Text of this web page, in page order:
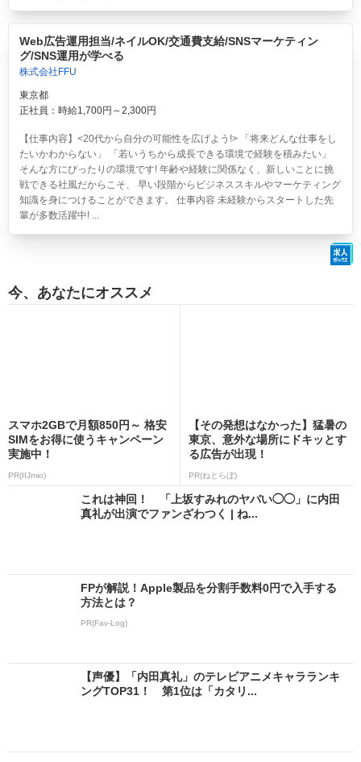
Web広告運用担当/ネイルOK/交通費支給/SNSマーケティン
グ/SNS運用が学べる
株式会社FFU
東京都
正社員：時給1,700円～2,300円
【仕事内容】<20代から自分の可能性を広げよう!> 「将来どんな仕事をし
たいかわからない」 「若いうちから成長できる環境で経験を積みたい」
そんな方にぴったりの環境です! 年齢や経験に関係なく、新しいことに挑
戦できる社風だからこそ、 早い段階からビジネススキルやマーケティング
知識を身につけることができます。 仕事内容 未経験からスタートした先
輩が多数活躍中! ...
今、あなたにオススメ
スマホ2GBで月額850円～ 格安
SIMをお得に使うキャンペーン
実施中！
PR(IIJmio)
【その発想はなかった】猛暑の
東京、意外な場所にドキッとす
る広告が出現！
PR(ねとらぼ)
これは神回！ 「上坂すみれのヤバい◯◯」に内田
真礼が出演でファンざわつく | ね...
FPが解説！Apple製品を分割手数料0円で入手する
方法とは？
PR(Fav-Log)
【声優】「内田真礼」のテレビアニメキャラランキ
ングTOP31！ 第1位は「カタリ...